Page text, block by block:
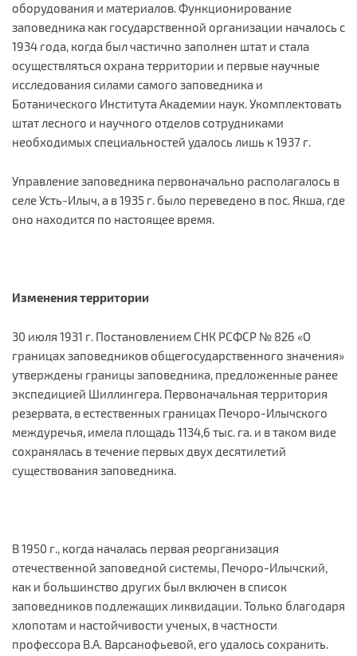
оборудования и материалов. Функционирование
заповедника как государственной организации началось с
1934 года, когда был частично заполнен штат и стала
осуществляться охрана территории и первые научные
исследования силами самого заповедника и
Ботанического Института Академии наук. Укомплектовать
штат лесного и научного отделов сотрудниками
необходимых специальностей удалось лишь к 1937 г.
Управление заповедника первоначально располагалось в
селе Усть-Илыч, а в 1935 г. было переведено в пос. Якша, где
оно находится по настоящее время.
Изменения территории
30 июля 1931 г. Постановлением СНК РСФСР № 826 «О
границах заповедников общегосударственного значения»
утверждены границы заповедника, предложенные ранее
экспедицией Шиллингера. Первоначальная территория
резервата, в естественных границах Печоро-Илычского
междуречья, имела площадь 1134,6 тыс. га. и в таком виде
сохранялась в течение первых двух десятилетий
существования заповедника.
В 1950 г., когда началась первая реорганизация
отечественной заповедной системы, Печоро-Илычский,
как и большинство других был включен в список
заповедников подлежащих ликвидации. Только благодаря
хлопотам и настойчивости ученых, в частности
профессора В.А. Варсанофьевой, его удалось сохранить.